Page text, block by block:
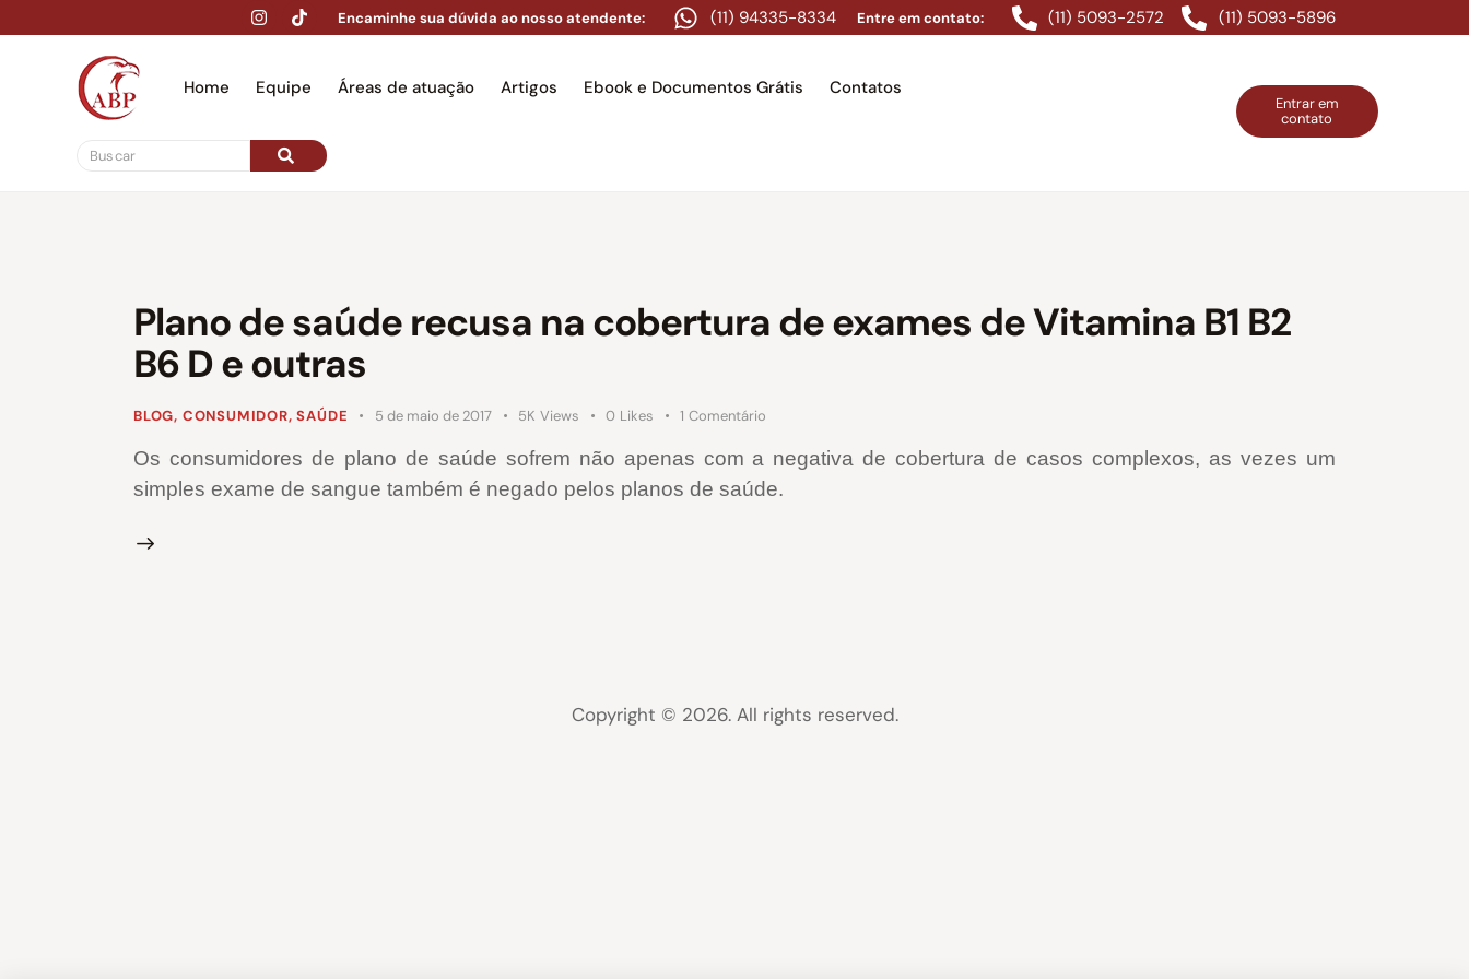
Encaminhe sua dúvida ao nosso atendente: (11) 94335-8334 Entre em contato: (11) 5093-2572 (11) 5093-5896
Home Equipe Áreas de atuação Artigos Ebook e Documentos Grátis Contatos
Entrar em
contato
Plano de saúde recusa na cobertura de exames de Vitamina B1 B2
B6 D e outras
BLOG, CONSUMIDOR,SAÚDE 5 de maio de 2017 5K Views 0 Likes 1 Comentário
Os consumidores de plano de saúde sofrem não apenas com a negativa de cobertura de casos complexos, as vezes um
simples exame de sangue também é negado pelos planos de saúde.
Copyright © 2026. All rights reserved.